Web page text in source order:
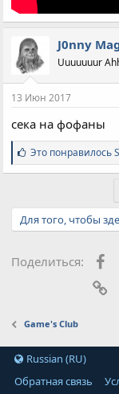
J0nny
Uuuuuuur
13 Июн 2017
сека на фофаны
С
и
м
т
и
Это понравилось
Для того, чтобы
Поделиться:
Game's Club
Russian (RU)
Обратная связь